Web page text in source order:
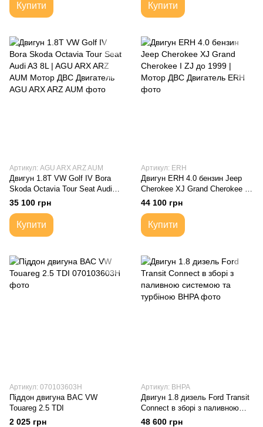
Купити Купити
Артикул: AGU ARX ARZ AUM
Двигун 1.8T VW Golf IV Bora
Skoda Octavia Tour Seat Audi
A3 8L | AGU ARX ARZ AUM
Мотор ДВС Двигатель
35 100 грн
Купити
Артикул: ERH
Двигун ERH 4.0 бензин Jeep
Cherokee XJ Grand Cherokee I
ZJ до 1999 | Мотор ДВС
Двигатель
44 100 грн
Купити
Артикул: 070103603H
Піддон двигуна BAC VW
Touareg 2.5 TDI
2 025 грн
Артикул: BHPA
Двигун 1.8 дизель Ford Transit
Connect в зборі з паливною
системою та турбіною
48 600 грн